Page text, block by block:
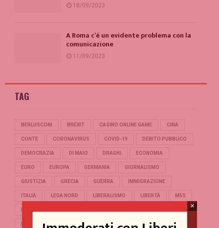
18/09/2023
A Roma c’è un evidente problema con la
comunicazione
11/09/2023
TAG
BERLUSCONI BREXIT CASINO ONLINE GAME CINA
CONTE CORONAVIRUS COVID-19 DEBITO PUBBLICO
DEMOCRAZIA DI MAIO DRAGHI ECONOMIA
EURO EUROPA GERMANIA GIORNALISMO
GIUSTIZIA GRECIA GUERRA IMMIGRAZIONE
ITALIA LEGA NORD LIBERALISMO LIBERTÀ M5S
MERKEL OCCIDENTE PD POLITICA POPULISMO
REFERENDUM RENZI REPUBBLICA
×